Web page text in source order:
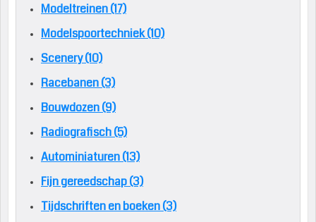
Modeltreinen (17)
Modelspoortechniek (10)
Scenery (10)
Racebanen (3)
Bouwdozen (9)
Radiografisch (5)
Autominiaturen (13)
Fijn gereedschap (3)
Tijdschriften en boeken (3)